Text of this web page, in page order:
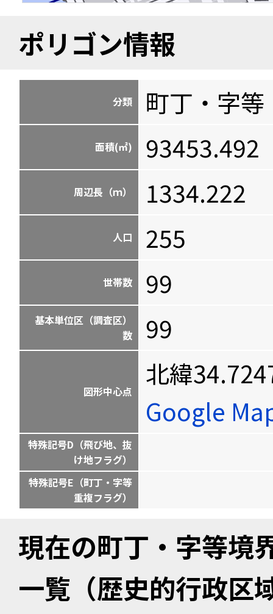
ポリゴン情報
分類 町丁・字等
面積(㎡) 93453.492
周辺長（ｍ） 1334.222
人口 255
世帯数 99
基本単位区（調査区）
数
99
図形中心点
北緯
Google
特殊記号D（飛び地、抜
け地フラグ）
特殊記号E（町丁・字等
重複フラグ）
現在の町丁・字等境
一覧（歴史的行政区